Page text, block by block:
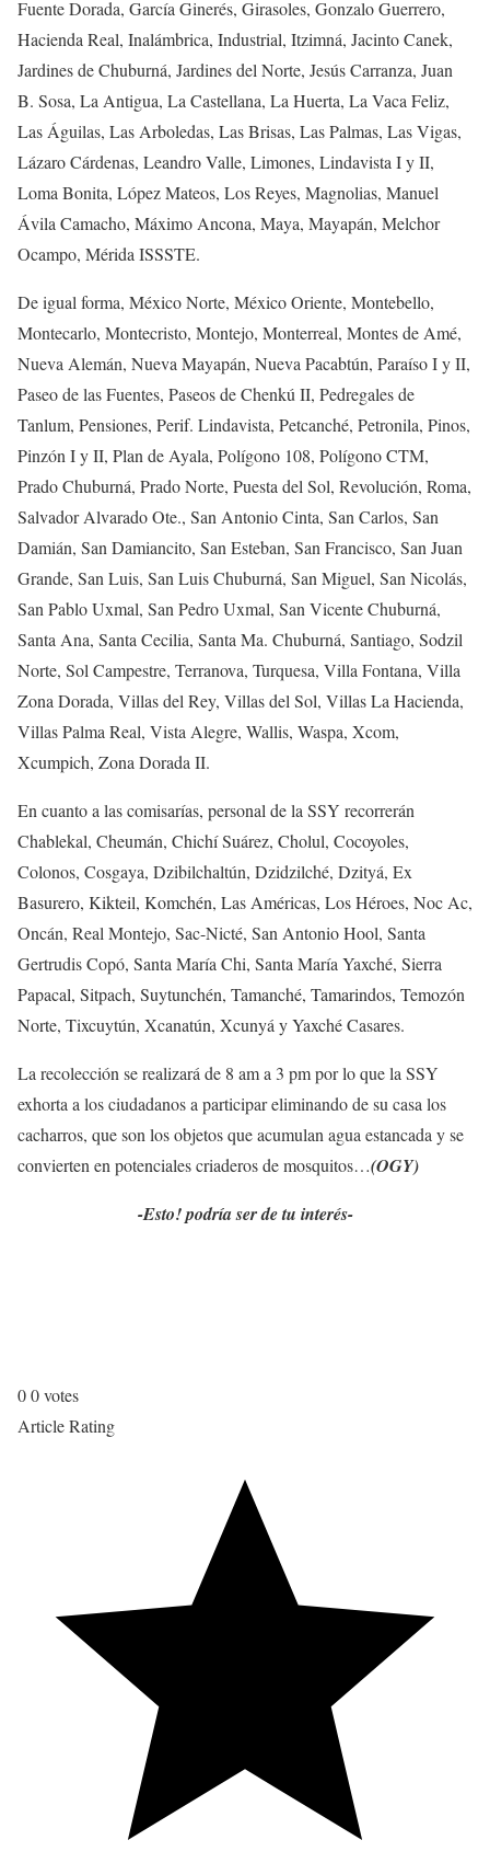
Fuente Dorada, García Ginerés, Girasoles, Gonzalo Guerrero,
Hacienda Real, Inalámbrica, Industrial, Itzimná, Jacinto Canek,
Jardines de Chuburná, Jardines del Norte, Jesús Carranza, Juan
B. Sosa, La Antigua, La Castellana, La Huerta, La Vaca Feliz,
Las Águilas, Las Arboledas, Las Brisas, Las Palmas, Las Vigas,
Lázaro Cárdenas, Leandro Valle, Limones, Lindavista I y II,
Loma Bonita, López Mateos, Los Reyes, Magnolias, Manuel
Ávila Camacho, Máximo Ancona, Maya, Mayapán, Melchor
Ocampo, Mérida ISSSTE.
De igual forma, México Norte, México Oriente, Montebello,
Montecarlo, Montecristo, Montejo, Monterreal, Montes de Amé,
Nueva Alemán, Nueva Mayapán, Nueva Pacabtún, Paraíso I y II,
Paseo de las Fuentes, Paseos de Chenkú II, Pedregales de
Tanlum, Pensiones, Perif. Lindavista, Petcanché, Petronila, Pinos,
Pinzón I y II, Plan de Ayala, Polígono 108, Polígono CTM,
Prado Chuburná, Prado Norte, Puesta del Sol, Revolución, Roma,
Salvador Alvarado Ote., San Antonio Cinta, San Carlos, San
Damián, San Damiancito, San Esteban, San Francisco, San Juan
Grande, San Luis, San Luis Chuburná, San Miguel, San Nicolás,
San Pablo Uxmal, San Pedro Uxmal, San Vicente Chuburná,
Santa Ana, Santa Cecilia, Santa Ma. Chuburná, Santiago, Sodzil
Norte, Sol Campestre, Terranova, Turquesa, Villa Fontana, Villa
Zona Dorada, Villas del Rey, Villas del Sol, Villas La Hacienda,
Villas Palma Real, Vista Alegre, Wallis, Waspa, Xcom,
Xcumpich, Zona Dorada II.
En cuanto a las comisarías, personal de la SSY recorrerán
Chablekal, Cheumán, Chichí Suárez, Cholul, Cocoyoles,
Colonos, Cosgaya, Dzibilchaltún, Dzidzilché, Dzityá, Ex
Basurero, Kikteil, Komchén, Las Américas, Los Héroes, Noc Ac,
Oncán, Real Montejo, Sac-Nicté, San Antonio Hool, Santa
Gertrudis Copó, Santa María Chi, Santa María Yaxché, Sierra
Papacal, Sitpach, Suytunchén, Tamanché, Tamarindos, Temozón
Norte, Tixcuytún, Xcanatún, Xcunyá y Yaxché Casares.
La recolección se realizará de 8 am a 3 pm por lo que la SSY
exhorta a los ciudadanos a participar eliminando de su casa los
cacharros, que son los objetos que acumulan agua estancada y se
convierten en potenciales criaderos de mosquitos…(OGY)
-Esto! podría ser de tu interés-
00votes
Article Rating